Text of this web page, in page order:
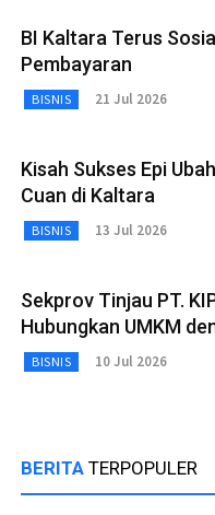
BI Kaltara Terus
Pembayaran
BISNIS 21 Jul 2026
Kisah Sukses Epi
Cuan di Kaltara
BISNIS 13 Jul 2026
Sekprov Tinjau PT.
Hubungkan UMKM
BISNIS 10 Jul 2026
BERITA TERPOPULER